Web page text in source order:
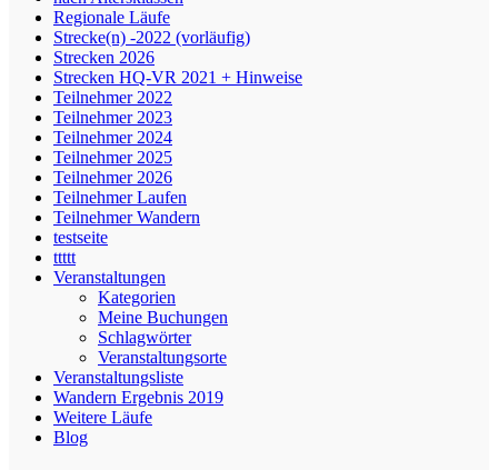
Regionale Läufe
Strecke(n) -2022 (vorläufig)
Strecken 2026
Strecken HQ-VR 2021 + Hinweise
Teilnehmer 2022
Teilnehmer 2023
Teilnehmer 2024
Teilnehmer 2025
Teilnehmer 2026
Teilnehmer Laufen
Teilnehmer Wandern
testseite
ttttt
Veranstaltungen
Kategorien
Meine Buchungen
Schlagwörter
Veranstaltungsorte
Veranstaltungsliste
Wandern Ergebnis 2019
Weitere Läufe
Blog